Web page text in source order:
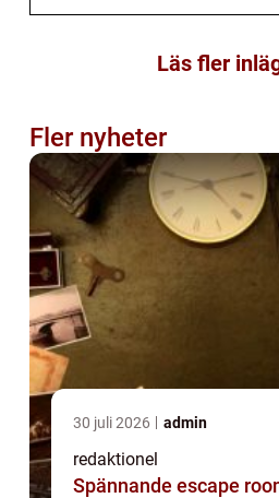
Läs fler
Fler nyheter
30 juli 2026 admin
redaktionel
Spännande escape